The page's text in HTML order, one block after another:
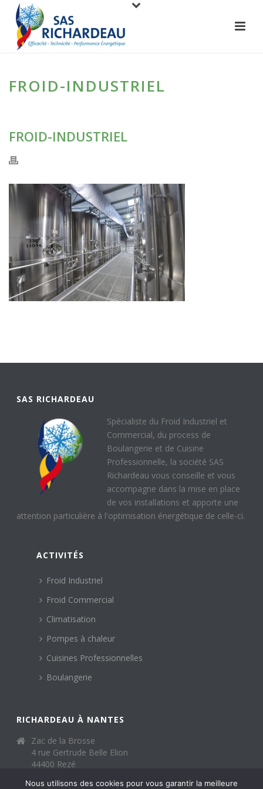
FROID-INDUSTRIEL
FROID-INDUSTRIEL
SAS RICHARDEAU
Spécialiste du Froid Industriel et
Commercial, du process de
Boulangerie et de Cuisine
Professionnelle, la société SAS
Richardeau vous conseille et vous
accompagne dans la mise en place
de vos installations et apporte une
attention particulière à l'optimisation énergétique de celle-ci.
ACTIVITÉS
Froid Industriel
Froid Commercial
Climatisation
Pompes à chaleur
Cuisines Professionnelles
Boulangerie
RICHARDEAU À NANTES
Zac de la Brosse
4 rue Gertrude Belle Elion
44400 Rezé
02 40 65 01 32
Nous utilisons des cookies pour vous garantir la meilleure